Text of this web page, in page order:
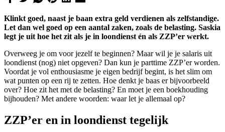
Klinkt goed, naast je baan extra geld verdienen als zelfstandige.
Let dan wel goed op een aantal zaken, zoals de belasting. Saskia
legt je uit hoe het zit als je in loondienst én als ZZP’er werkt.
Overweeg je om voor jezelf te beginnen? Maar wil je je salaris uit
loondienst (nog) niet opgeven? Dan kun je parttime ZZP’er worden.
Voordat je vol enthousiasme je eigen bedrijf begint, is het slim om
wat punten op een rij te zetten. Hoe denkt je baas er bijvoorbeeld
over? Hoe zit het met de belasting? En moet je een boekhouding
bijhouden? Met andere woorden: waar let je allemaal op?
ZZP’er en in loondienst tegelijk